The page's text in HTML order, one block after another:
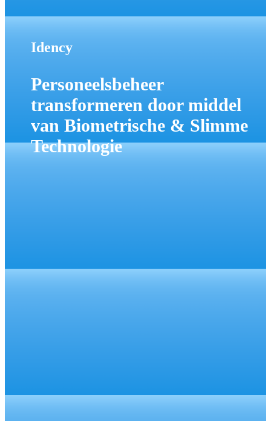
Idency
Personeelsbeheer
transformeren door middel
van Biometrische & Slimme
Technologie